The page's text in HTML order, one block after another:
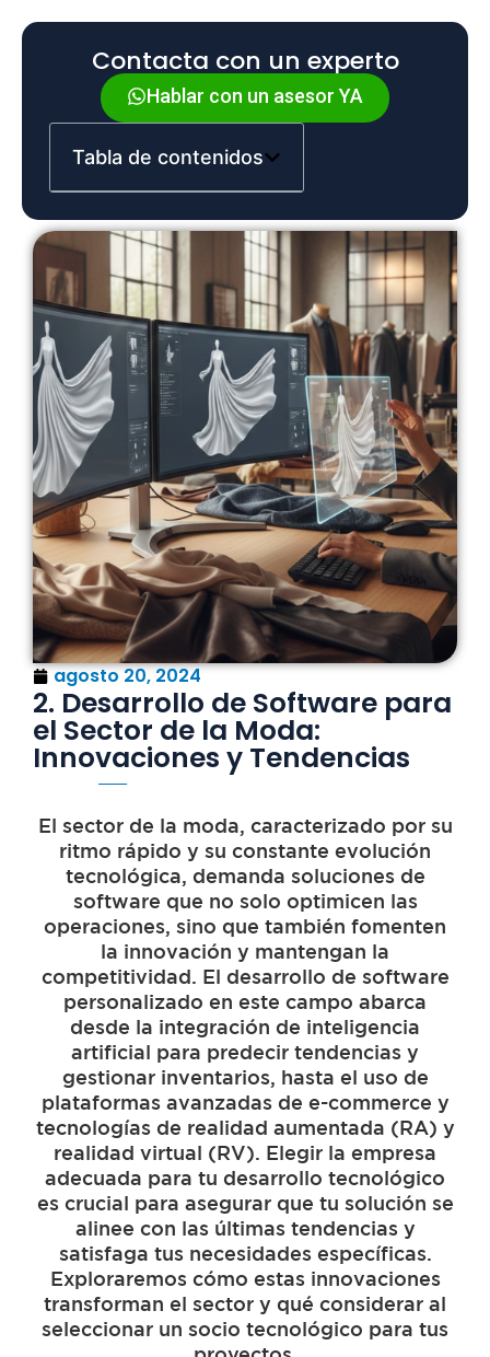
Contacta con un experto
Hablar con un asesor YA
Tabla de contenidos
agosto 20, 2024
2. Desarrollo de Software para
el Sector de la Moda:
Innovaciones y Tendencias
El sector de la moda, caracterizado por su
ritmo rápido y su constante evolución
tecnológica, demanda soluciones de
software que no solo optimicen las
operaciones, sino que también fomenten
la innovación y mantengan la
competitividad. El desarrollo de software
personalizado en este campo abarca
desde la integración de inteligencia
artificial para predecir tendencias y
gestionar inventarios, hasta el uso de
plataformas avanzadas de e-commerce y
tecnologías de realidad aumentada (RA) y
realidad virtual (RV). Elegir la empresa
adecuada para tu desarrollo tecnológico
es crucial para asegurar que tu solución se
alinee con las últimas tendencias y
satisfaga tus necesidades específicas.
Exploraremos cómo estas innovaciones
transforman el sector y qué considerar al
seleccionar un socio tecnológico para tus